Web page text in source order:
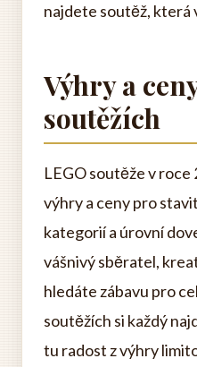
najdete soutěž, která
Výhry a
soutěžích
LEGO soutěže v roce
výhry a ceny pro
kategorií a úrovní
vášnivý sběratel,
hledáte zábavu pro
soutěžích si každý
tu radost z výhry